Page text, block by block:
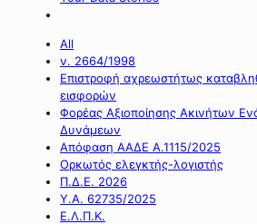
All
ν. 2664/1998
Επιστροφή αχρεωστήτως
εισφορών
Φορέας Αξιοποίησης Ακινήτων
Δυνάμεων
Απόφαση ΑΑΔΕ Α.1115/2025
Ορκωτός ελεγκτής-λογιστής
Π.Δ.Ε. 2026
Υ.Α. 62735/2025
Ε.Λ.Π.Κ.